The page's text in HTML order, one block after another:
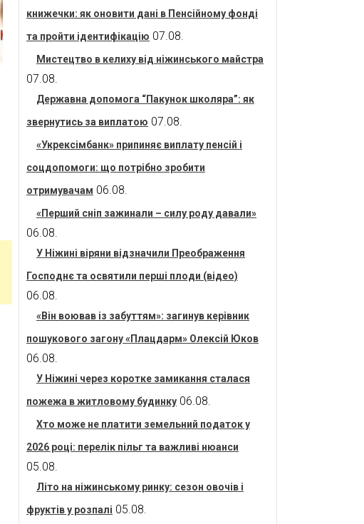
книжечки: як оновити дані в Пенсійному фонді
та пройти ідентифікацію 07.08.
Мистецтво в келиху від ніжинського майстра
07.08.
Державна допомога “Пакунок школяра”: як
звернутись за виплатою 07.08.
«Укрексімбанк» припиняє виплату пенсій і
соцдопомоги: що потрібно зробити
отримувачам 06.08.
«Перший сніп зажинали – силу роду давали»
06.08.
У Ніжині віряни відзначили Преображення
Господнє та освятили перші плоди (відео)
06.08.
«Він воював із забуттям»: загинув керівник
пошукового загону «Плацдарм» Олексій Юков
06.08.
У Ніжині через коротке замикання сталася
пожежа в житловому будинку 06.08.
Хто може не платити земельний податок у
2026 році: перелік пільг та важливі нюанси
05.08.
Літо на ніжинському ринку: сезон овочів і
фруктів у розпалі 05.08.